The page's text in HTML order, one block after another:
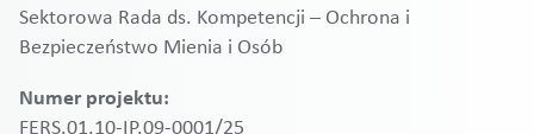
Sektorowa Rada ds. Kompetencji – Ochrona i
Bezpieczeństwo Mienia i Osób
Numer projektu:
FERS.01.10-IP.09-0001/25